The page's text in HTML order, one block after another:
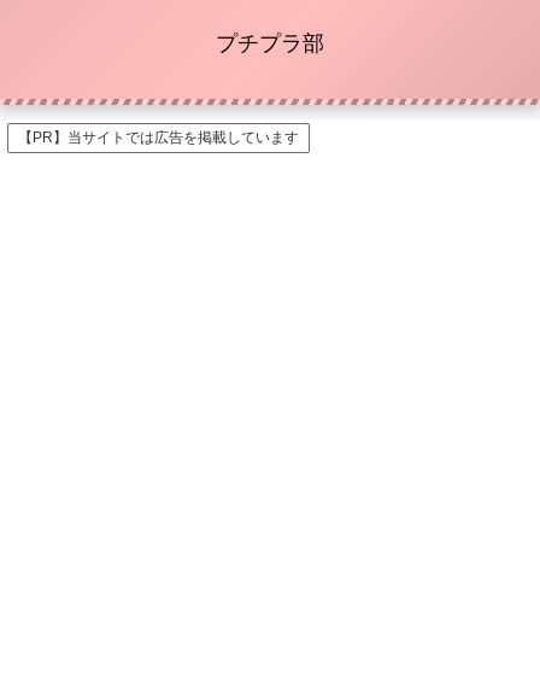
プチプラ部
【PR】当サイトでは広告を掲載しています